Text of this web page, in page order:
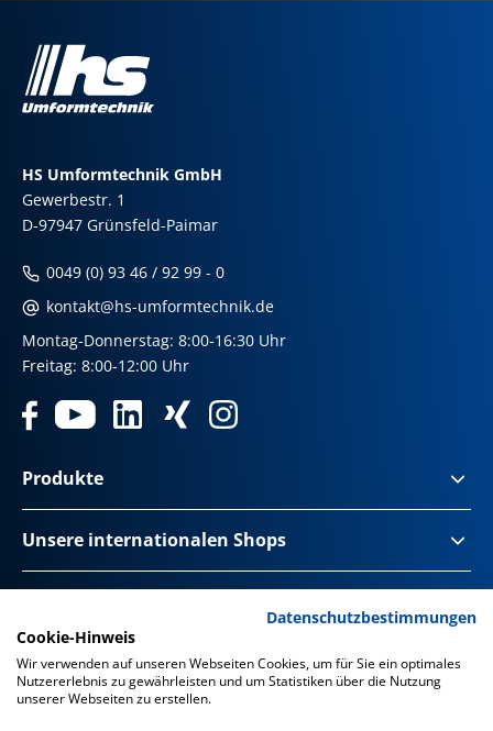
HS Umformtechnik GmbH
Gewerbestr. 1
D-97947 Grünsfeld-Paimar
0049 (0) 93 46 / 92 99 - 0
kontakt@hs-umformtechnik.de
Montag-Donnerstag: 8:00-16:30 Uhr
Freitag: 8:00-12:00 Uhr
Produkte
Unsere internationalen Shops
Datenschutz
Datenschutz Social Media
Datenschutzbestimmungen
Cookie-Hinweis
Wir verwenden auf unseren Webseiten Cookies, um für Sie ein optimales
Nutzererlebnis zu gewährleisten und um Statistiken über die Nutzung
unserer Webseiten zu erstellen.